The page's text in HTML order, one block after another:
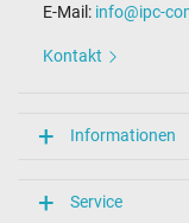
E-Mail: info@ipc-
Kontakt
Informationen
Service